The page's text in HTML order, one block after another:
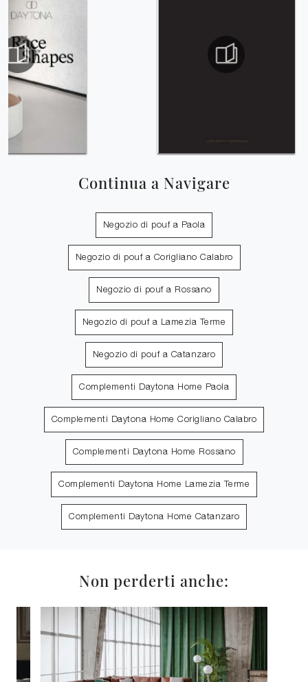
Continua a Navigare
Negozio di pouf a Paola
Negozio di pouf a Corigliano Calabro
Negozio di pouf a Rossano
Negozio di pouf a Lamezia Terme
Negozio di pouf a Catanzaro
Complementi Daytona Home Paola
Complementi Daytona Home Corigliano Calabro
Complementi Daytona Home Rossano
Complementi Daytona Home Lamezia Terme
Complementi Daytona Home Catanzaro
Non perderti anche: